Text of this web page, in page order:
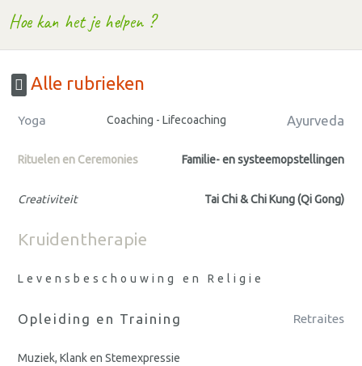
Hoe kan het je helpen ?
Alle rubrieken
Yoga Coaching - Lifecoaching Ayurveda
Rituelen en Ceremonies Familie- en systeemopstellingen
Creativiteit Tai Chi & Chi Kung (Qi Gong)
Kruidentherapie
Levensbeschouwing en Religie
Opleiding en Training Retraites
Muziek, Klank en Stemexpressie